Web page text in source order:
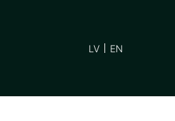
LV EN